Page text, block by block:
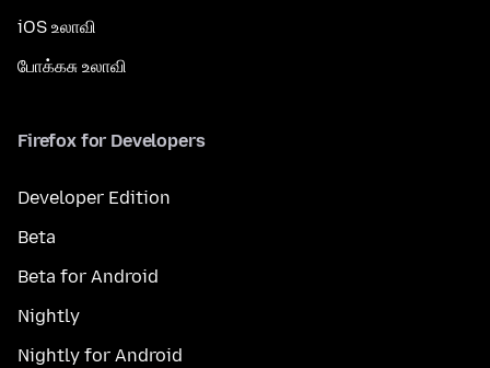
iOS உலாவி
போக்கசு உலாவி
Firefox for Developers
Developer Edition
Beta
Beta for Android
Nightly
Nightly for Android